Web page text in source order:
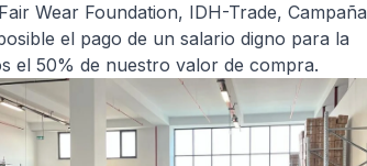
Wear Foundation, IDH-Trade, Campaña
el pago de un salario digno para la
el 50% de nuestro valor de compra.